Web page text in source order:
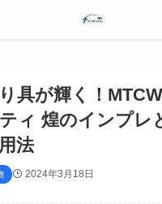
具が輝く！
ィ 煌のインプレ
法
2024年3月18日